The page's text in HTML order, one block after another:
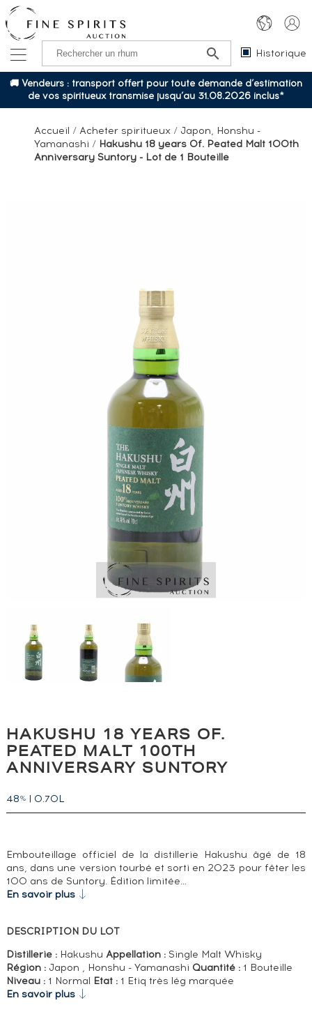
Historique
🚚 Vendeurs : transport offert pour toute demande d’estimation
de vos spiritueux transmise jusqu’au 31.08.2026 inclus*
Accueil / Acheter spiritueux / Japon, Honshu -
Yamanashi / Hakushu 18 years Of. Peated Malt 100th
Anniversary Suntory - Lot de 1 Bouteille
HAKUSHU 18 YEARS OF.
PEATED MALT 100TH
ANNIVERSARY SUNTORY
48% | 0.70L
Embouteillage officiel de la distillerie Hakushu âgé de 18
ans, dans une version tourbé et sorti en 2023 pour fêter les
100 ans de Suntory. Édition limitée…
En savoir plus
DESCRIPTION DU LOT
Distillerie :Hakushu Appellation :Single Malt Whisky
Région : Japon , Honshu - Yamanashi Quantité :1 Bouteille
Niveau :1 Normal Etat :1 Etiq très lég marquée
En savoir plus